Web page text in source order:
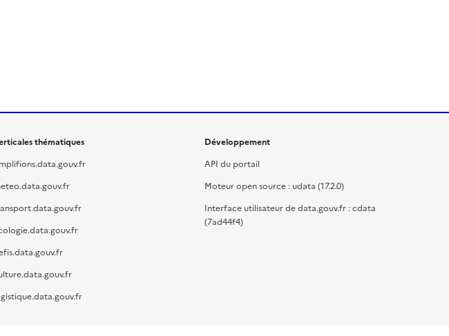
thématiques
Développement
API du portail
Moteur open source : udata (17.2.0)
Interface utilisateur de data.gouv.fr : cdata
(7ad44f4)